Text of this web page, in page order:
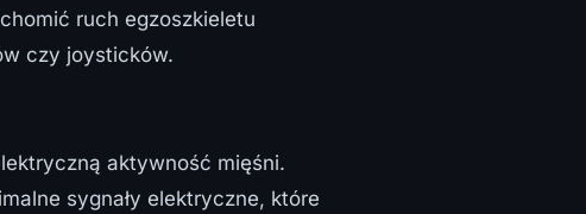
ruch egzoszkieletu
czy joysticków.
aktywność mięśni.
sygnały elektryczne, które